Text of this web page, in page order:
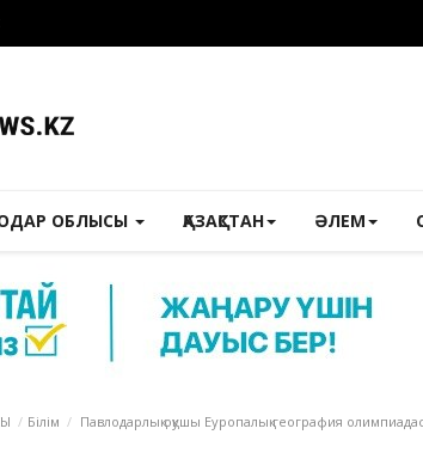
ОБЛЫСЫ ҚАЗАҚСТАН ӘЛЕМ
Білім Павлодарлық оқушы Еуропалық география